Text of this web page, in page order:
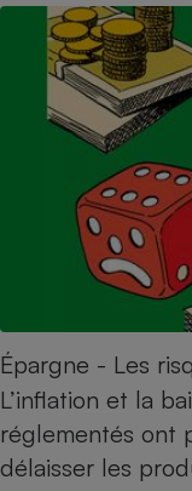
Épargne - Les
L’inflation et la
réglementés ont
délaisser les